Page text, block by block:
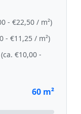
- €22,50 / m²)
- €11,25 / m²)
(ca. €10,00 -
60 m²